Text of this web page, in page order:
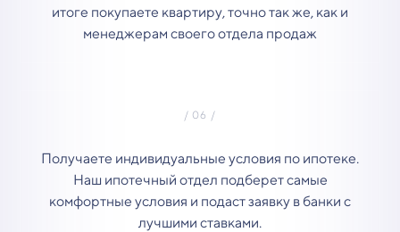
итоге покупаете квартиру, точно так же, как и
менеджерам своего отдела продаж
Получаете индивидуальные условия по ипотеке.
Наш ипотечный отдел подберет самые
комфортные условия и подаст заявку в банки с
лучшими ставками.